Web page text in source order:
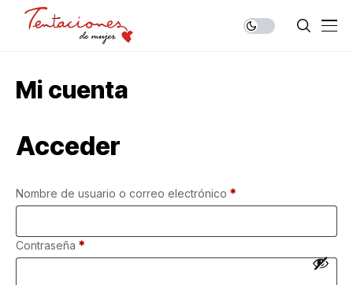
Mi cuenta
Acceder
Nombre de usuario o correo electrónico *
Contraseña *